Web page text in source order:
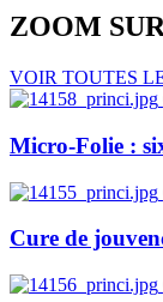
ZOOM
VOIR TOUTES
Micro-Folie :
Cure de